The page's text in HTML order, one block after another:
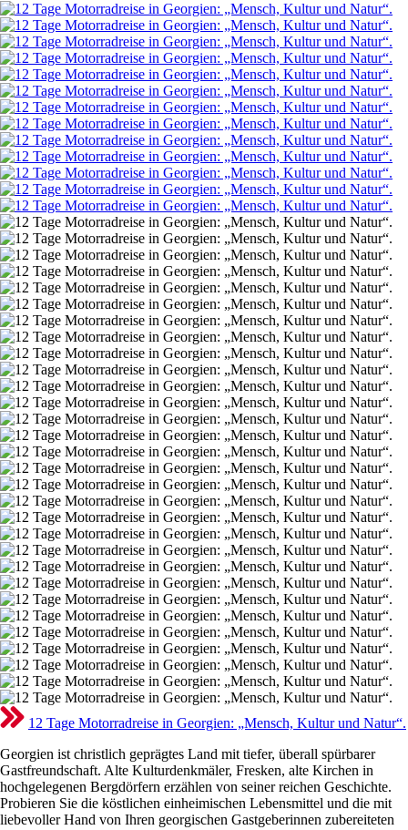
12 Tage Motorradreise in Georgien: „Mensch, Kultur und Natur“.
Georgien ist christlich geprägtes Land mit tiefer, überall spürbarer
Gastfreundschaft. Alte Kulturdenkmäler, Fresken, alte Kirchen in
hochgelegenen Bergdörfern erzählen von seiner reichen Geschichte.
Probieren Sie die köstlichen einheimischen Lebensmittel und die mit
liebevoller Hand von Ihren georgischen Gastgeberinnen zubereiteten